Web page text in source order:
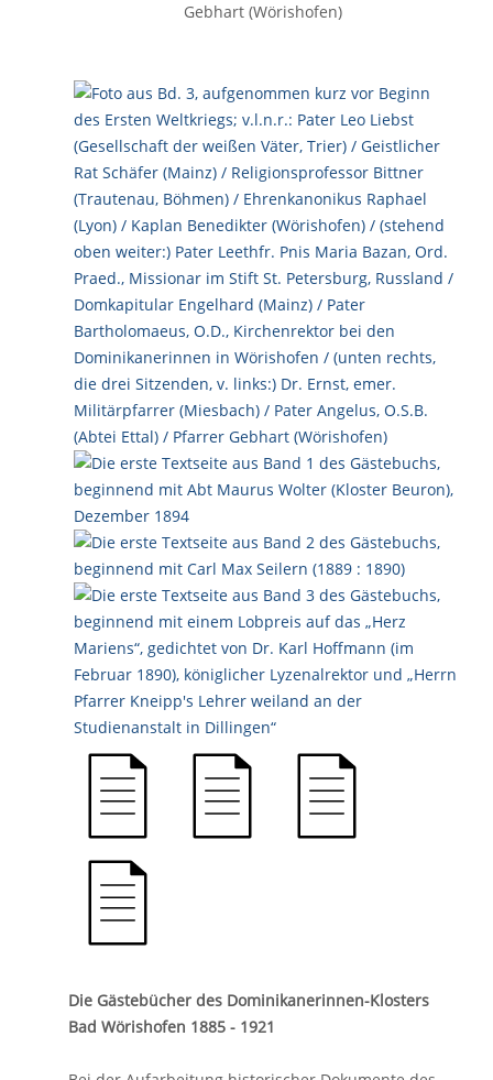
Gebhart (Wörishofen)
Die Gästebücher des Dominikanerinnen-Klosters
Bad Wörishofen 1885 - 1921